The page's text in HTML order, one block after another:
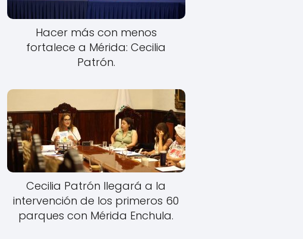
Hacer más con menos
fortalece a Mérida: Cecilia
Patrón.
Cecilia Patrón llegará a la
intervención de los primeros 60
parques con Mérida Enchula.